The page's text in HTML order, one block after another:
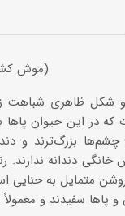
(موش کشت‌ زار شیرازی)
و شکل ظاهری شباهت
که در این حیوان پاها
چشم‌ها بزرگ‌ترند و
خانگی دندانه
متمایل به حنایی